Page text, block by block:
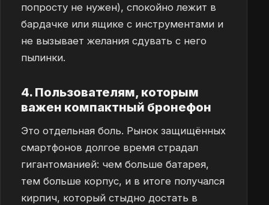
попросту не нужен), спокойно лежит в
бардачке или ящике с инструментами и
не вызывает желания сдувать с него
пылинки.
4. Пользователям, которым
важен компактный бронефон
Это отдельная боль. Рынок защищённых
смартфонов долгое время страдал
гигантоманией: чем больше батарея,
тем больше корпус, и в итоге получался
кирпич, который стыдно достать в